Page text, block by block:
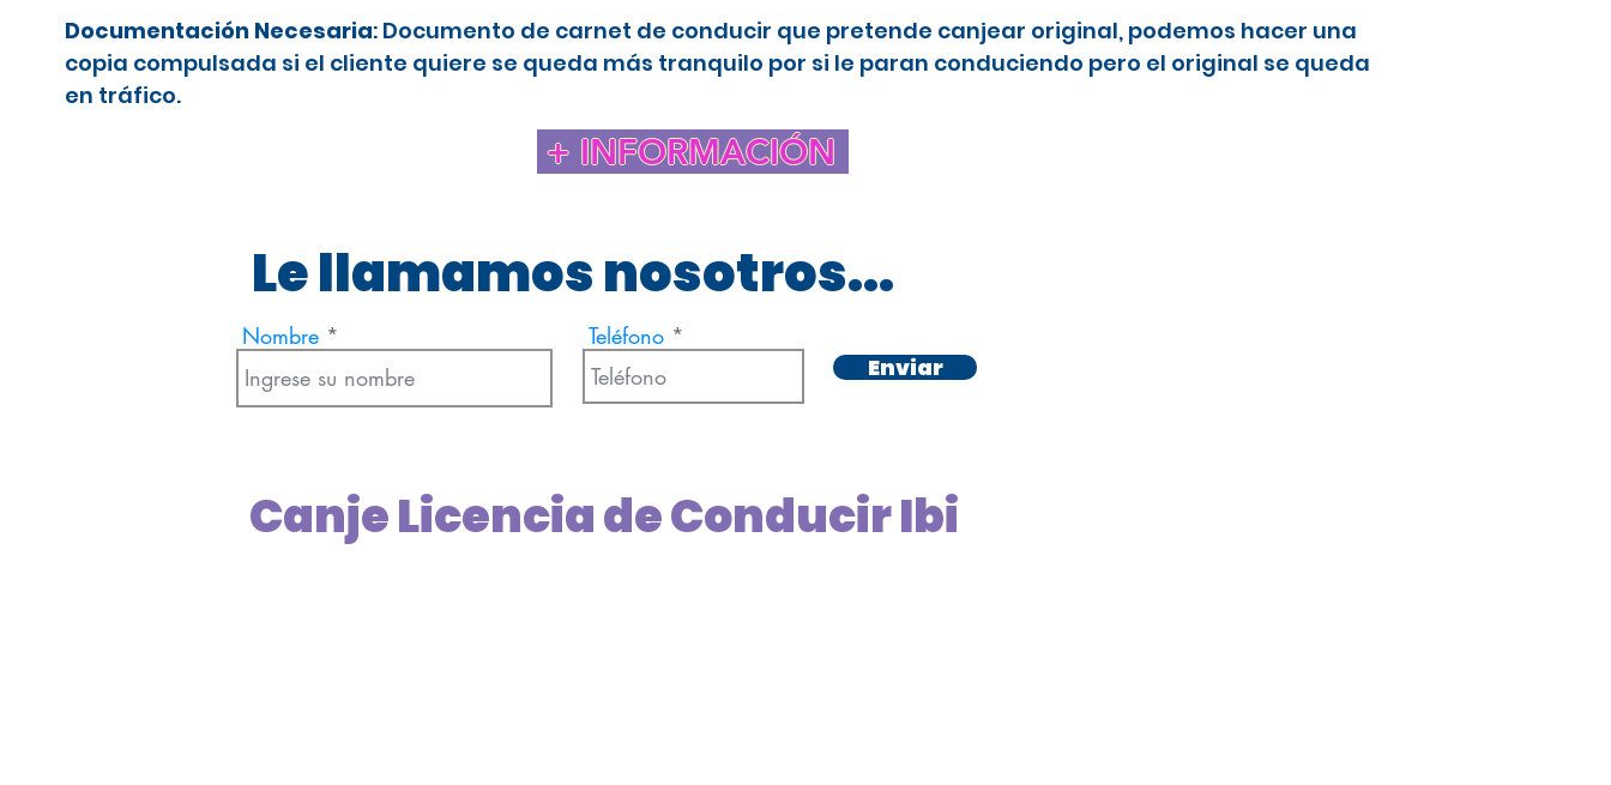
Documentación Necesaria: Documento de carnet de conducir que pretende canjear original, podemos hacer una
copia compulsada si el cliente quiere se queda más tranquilo por si le paran conduciendo pero el original se queda
en tráfico.
+ INFORMACIÓN
Le llamamos nosotros...
Nombre Teléfono
Enviar
Canje Licencia de Conducir Ibi